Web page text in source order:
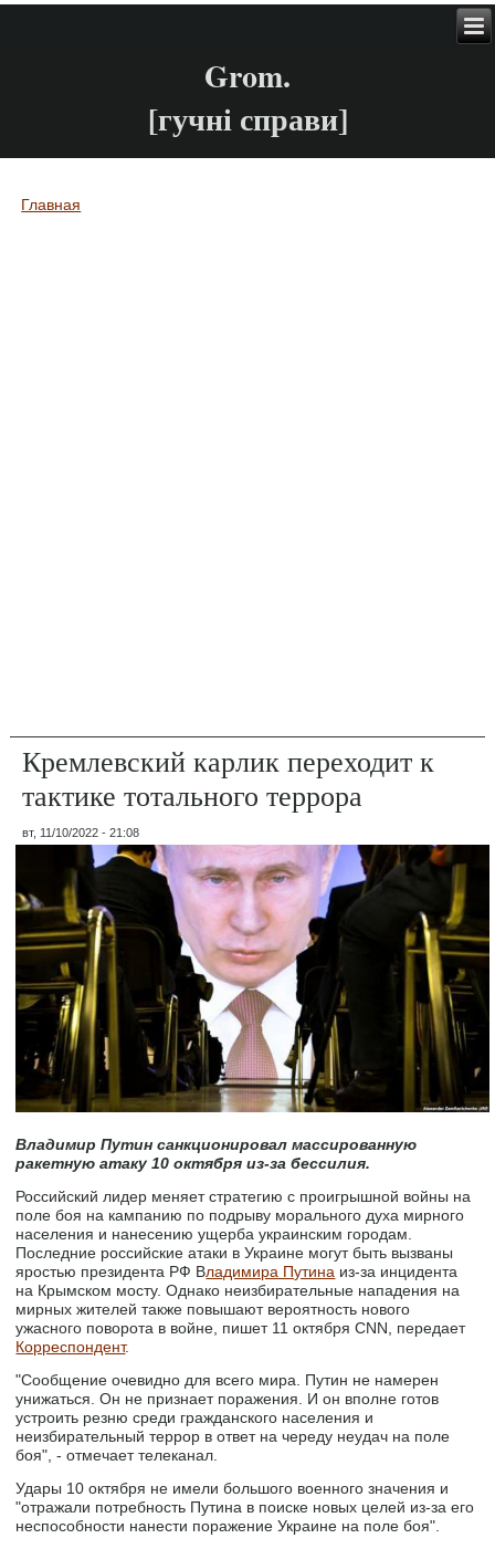
Grom.
[гучні справи]
Вы здесь
Главная
Кремлевский карлик переходит к
тактике тотального террора
вт, 11/10/2022 - 21:08
Владимир Путин санкционировал массированную
ракетную атаку 10 октября из-за бессилия.
Российский лидер меняет стратегию с проигрышной войны на
поле боя на кампанию по подрыву морального духа мирного
населения и нанесению ущерба украинским городам.
Последние российские атаки в Украине могут быть вызваны
яростью президента РФ Владимира Путина из-за инцидента
на Крымском мосту. Однако неизбирательные нападения на
мирных жителей также повышают вероятность нового
ужасного поворота в войне, пишет 11 октября CNN, передает
Корреспондент.
"Сообщение очевидно для всего мира. Путин не намерен
унижаться. Он не признает поражения. И он вполне готов
устроить резню среди гражданского населения и
неизбирательный террор в ответ на череду неудач на поле
боя", - отмечает телеканал.
Удары 10 октября не имели большого военного значения и
"отражали потребность Путина в поиске новых целей из-за его
неспособности нанести поражение Украине на поле боя".